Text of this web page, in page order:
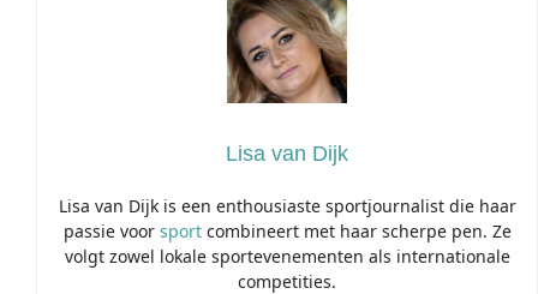
Lisa van Dijk
Lisa van Dijk is een enthousiaste sportjournalist die haar
passie voor sportcombineert met haar scherpe pen. Ze
volgt zowel lokale sportevenementen als internationale
competities.